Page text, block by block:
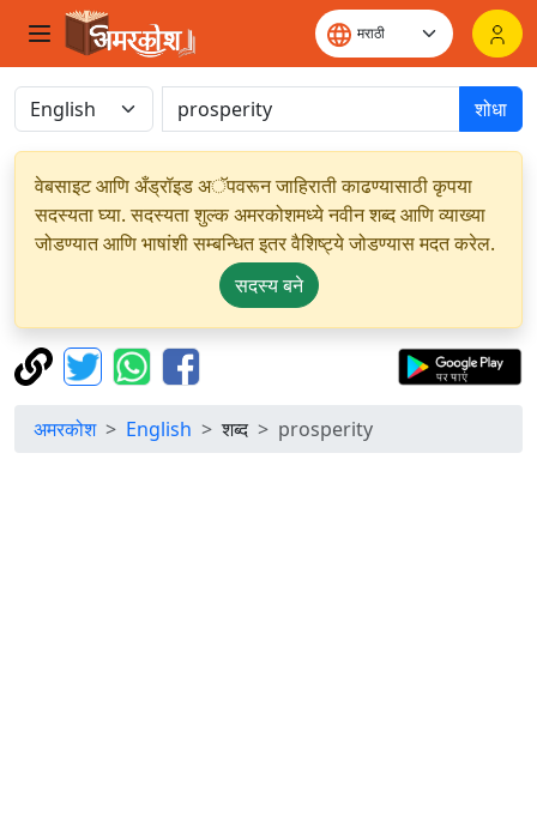
शोधा
वेबसाइट आणि अँड्रॉइड अॅपवरून जाहिराती काढण्यासाठी कृपया
सदस्यता घ्या. सदस्यता शुल्क अमरकोशमध्ये नवीन शब्द आणि व्याख्या
जोडण्यात आणि भाषांशी सम्बन्धित इतर वैशिष्ट्ये जोडण्यास मदत करेल.
सदस्य बने
अमरकोश English शब्द prosperity